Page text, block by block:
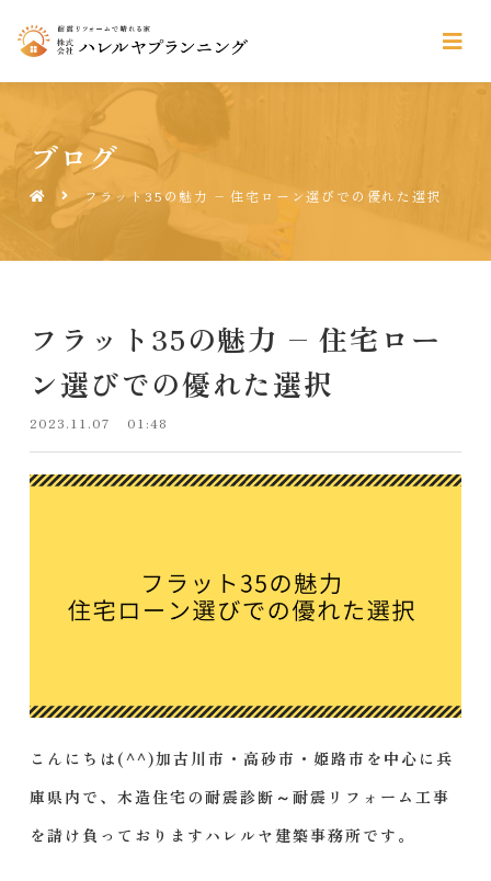
ブログ
フラット35の魅力 – 住宅ローン選びでの優れた選択
フラット35の魅力 – 住宅ロー
ン選びでの優れた選択
2023.11.07 01:48
こんにちは(^^)加古川市・高砂市・姫路市を中心に兵
庫県内で、木造住宅の耐震診断～耐震リフォーム工事
を請け負っておりますハレルヤ建築事務所です。